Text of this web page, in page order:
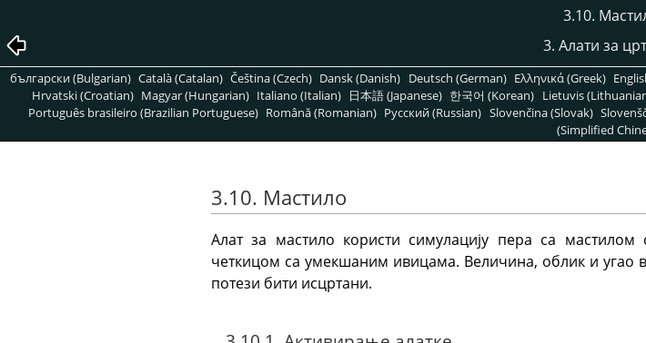
3.10.
3. Алати за
български (Bulgarian) Català (Catalan) Čeština (Czech) Dansk (Danish) Deutsch (German) Ελληνικά (Greek)
Hrvatski (Croatian) Magyar (Hungarian) Italiano (Italian) 日本語 (Japanese) 한국어 (Korean) Lietuvis
Português brasileiro (Brazilian Portuguese) Română (Romanian) Pусский (Russian) Slovenčina (Slovak)
(Simplified
3.10. Мастило
Алат за мастило користи симулацију пера са
четкицом са умекшаним ивицама. Величина, облик и угао
потези бити исцртани.